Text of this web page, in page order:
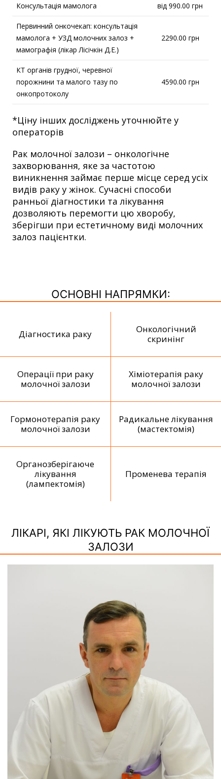
Консультація мамолога від 990.00 грн
Первинний онкочекап: консультація
мамолога + УЗД молочних залоз +
мамографія (лікар Лісічкін Д.Е.)
2290.00 грн
КТ органів грудної, черевної
порожнини та малого тазу по
онкопротоколу
4590.00 грн
*Ціну інших досліджень уточнюйте у
операторів
Рак молочної залози – онкологічне
захворювання, яке за частотою
виникнення займає перше місце серед усіх
видів раку у жінок. Сучасні способи
ранньої діагностики та лікування
дозволяють перемогти цю хворобу,
зберігши при естетичному виді молочних
залоз пацієнтки.
ОСНОВНІ НАПРЯМКИ:
Діагностика раку
Онкологічний
скринінг
Операції при раку
молочної залози
Хіміотерапія раку
молочної залози
Гормонотерапія раку
молочної залози
Радикальне лікування
(мастектомія)
Органозберігаюче
лікування
(лампектомія)
Променева терапія
ЛІКАРІ, ЯКІ ЛІКУЮТЬ РАК МОЛОЧНОЇ
ЗАЛОЗИ